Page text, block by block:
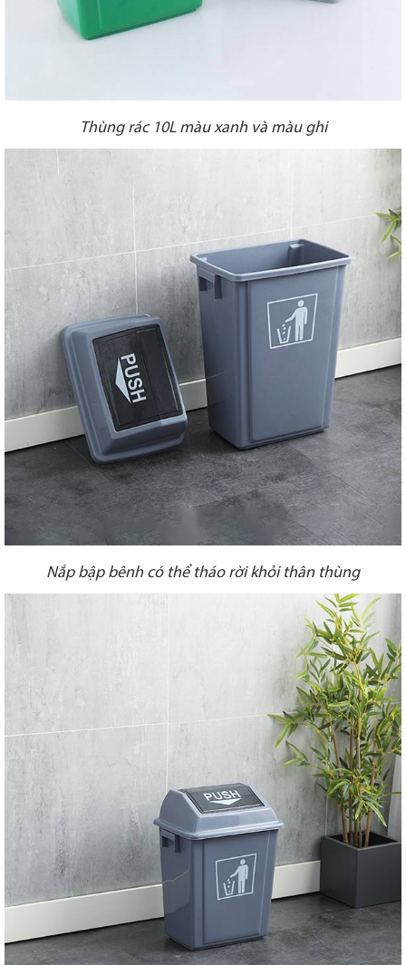
Thùng rác 10L màu xanh và màu ghi
Nắp bập bênh có thể tháo rời khỏi thân thùng